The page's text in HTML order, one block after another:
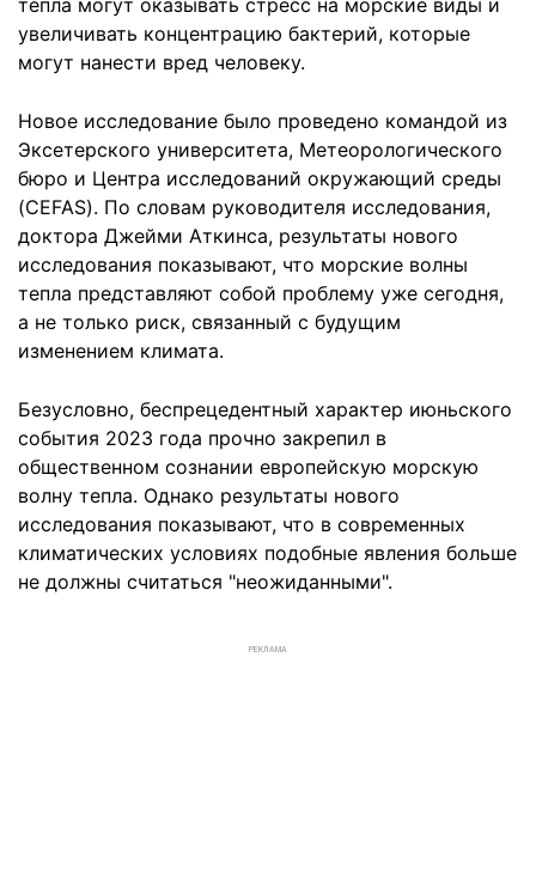
тепла могут оказывать стресс на морские виды и
увеличивать концентрацию бактерий, которые
могут нанести вред человеку.
Новое исследование было проведено командой из
Эксетерского университета, Метеорологического
бюро и Центра исследований окружающий среды
(CEFAS). По словам руководителя исследования,
доктора Джейми Аткинса, результаты нового
исследования показывают, что морские волны
тепла представляют собой проблему уже сегодня,
а не только риск, связанный с будущим
изменением климата.
Безусловно, беспрецедентный характер июньского
события 2023 года прочно закрепил в
общественном сознании европейскую морскую
волну тепла. Однако результаты нового
исследования показывают, что в современных
климатических условиях подобные явления больше
не должны считаться "неожиданными".
РЕКЛАМА